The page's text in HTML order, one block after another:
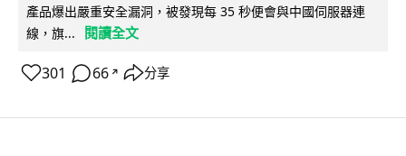
產品爆出嚴重安全漏洞，被發現每 35 秒便會與中國伺服器連
線，旗...
閱讀全文
301 66 ↗ 分享